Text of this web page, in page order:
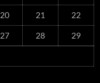
20 21 22
27 28 29